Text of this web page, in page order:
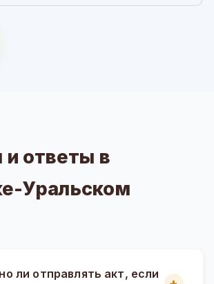
ответы в
Уральском
ли отправлять акт, если